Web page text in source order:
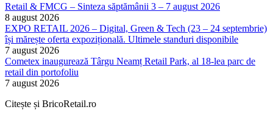
Retail & FMCG – Sinteza săptămânii 3 – 7 august 2026
8 august 2026
EXPO RETAIL 2026 – Digital, Green & Tech (23 – 24 septembrie)
își mărește oferta expozițională. Ultimele standuri disponibile
7 august 2026
Cometex inaugurează Târgu Neamț Retail Park, al 18-lea parc de
retail din portofoliu
7 august 2026
Citește și BricoRetail.ro